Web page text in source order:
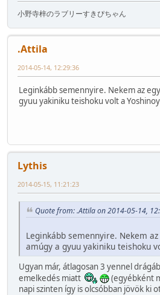
小野寺梓のラブリーすきぴちゃん
.Attila
2014-05-14, 12:29:36
Leginkább semennyire. Nekem az
gyuu yakiniku teishoku volt a
Lythis
2014-05-15, 11:21:23
Quote from: .Attila on 2014-05-14,
Leginkább semennyire. Nekem
amúgy a gyuu yakiniku teishoku
Ugyan már, átlagosan 3 yennel
emelkedés miatt
(egyébként
napi szinten így is olcsóbban jövök ki